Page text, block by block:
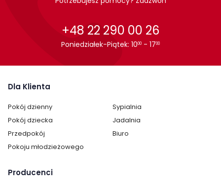
paczkach wraz z instrukcją obsługi do samodzielnego
Cechy charakterystyczne
Szerokość:
Wysokość: 133 cm
Głębokość: 39 cm
Kolor:
Ilość szuflad:
+48 22 290 00 26
Poniedziałek-Piątek: 1000 - 1700
Dla Klienta
Pokój dzienny
Sypialnia
Pokój dziecka
Jadalnia
Przedpokój
Biuro
Pokoju młodzieżowego
Producenci